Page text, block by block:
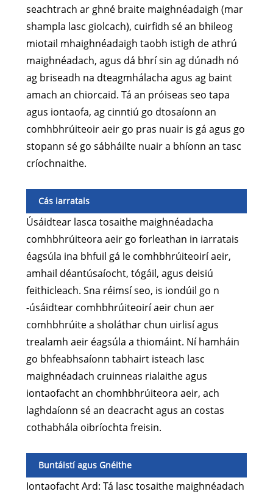
seachtrach ar ghné braite maighnéadaigh (mar
shampla lasc giolcach), cuirfidh sé an bhileog
miotail mhaighnéadaigh taobh istigh de athrú
maighnéadach, agus dá bhrí sin ag dúnadh nó
ag briseadh na dteagmhálacha agus ag baint
amach an chiorcaid. Tá an próiseas seo tapa
agus iontaofa, ag cinntiú go dtosaíonn an
comhbhrúiteoir aeir go pras nuair is gá agus go
stopann sé go sábháilte nuair a bhíonn an tasc
críochnaithe.
Cás iarratais
Úsáidtear lasca tosaithe maighnéadacha
comhbhrúiteora aeir go forleathan in iarratais
éagsúla ina bhfuil gá le comhbhrúiteoirí aeir,
amhail déantúsaíocht, tógáil, agus deisiú
feithicleach. Sna réimsí seo, is iondúil go n
-úsáidtear comhbhrúiteoirí aeir chun aer
comhbhrúite a sholáthar chun uirlisí agus
trealamh aeir éagsúla a thiomáint. Ní hamháin
go bhfeabhsaíonn tabhairt isteach lasc
maighnéadach cruinneas rialaithe agus
iontaofacht an chomhbhrúiteora aeir, ach
laghdaíonn sé an deacracht agus an costas
cothabhála oibríochta freisin.
Buntáistí agus Gnéithe
Iontaofacht Ard: Tá lasc tosaithe maighnéadach